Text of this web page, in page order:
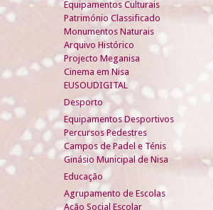
Equipamentos Culturais
Património Classificado
Monumentos Naturais
Arquivo Histórico
Projecto Meganisa
Cinema em Nisa
EUSOUDIGITAL
Desporto
Equipamentos Desportivos
Percursos Pedestres
Campos de Padel e Ténis
Ginásio Municipal de Nisa
Educação
Agrupamento de Escolas
Ação Social Escolar